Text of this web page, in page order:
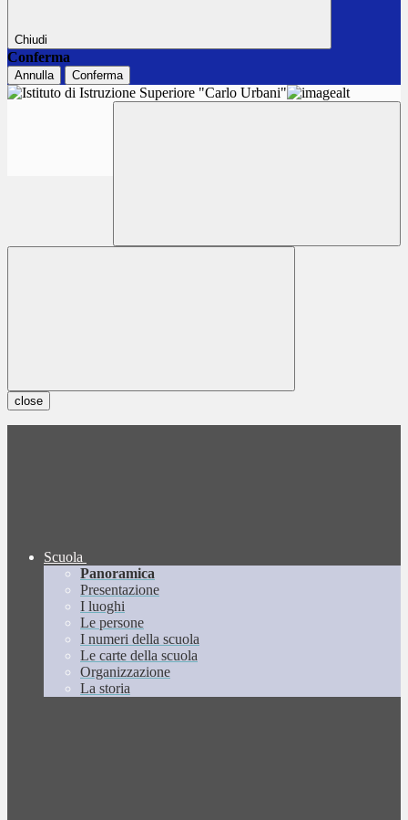
Chiudi
Conferma
Annulla Conferma
close
Scuola
Panoramica
Presentazione
I luoghi
Le persone
I numeri della scuola
Le carte della scuola
Organizzazione
La storia